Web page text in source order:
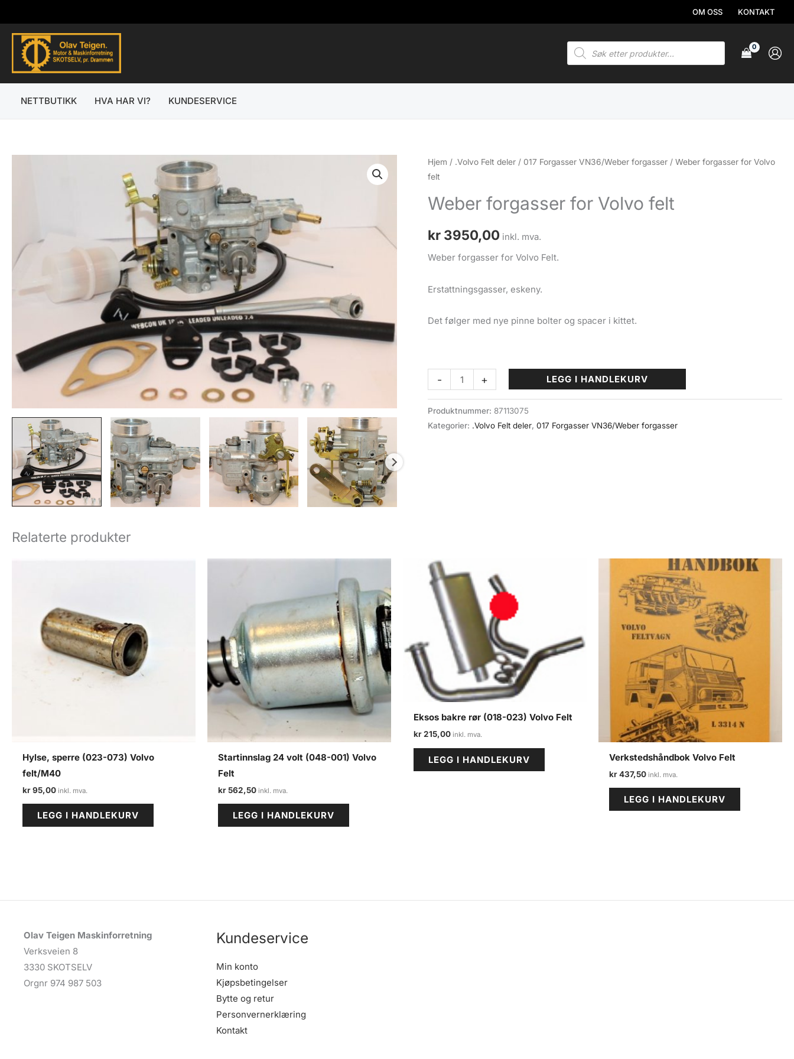
rett
innholdet
OM OSS KONTAKT
Products
search
NETTBUTIKK HVA HAR VI? KUNDESERVICE
Hjem / .Volvo Felt deler / 017 Forgasser VN36/Weber forgasser / Weber forgasser for Volvo
felt
Weber forgasser for Volvo felt
kr 3950,00 inkl. mva.
Weber forgasser for Volvo Felt.
Erstattningsgasser, eskeny.
Det følger med nye pinne bolter og spacer i kittet.
-
forgasser
for
Volvo
+ LEGG I HANDLEKURV
Produktnummer: 87113075
Kategorier: .Volvo Felt deler,017 Forgasser VN36/Weber forgasser
Relaterte produkter
Hylse, sperre (023-073) Volvo
felt/M40
kr95,00
LEGG I HANDLEKURV
Startinnslag 24 volt (048-001) Volvo
Felt
kr562,50
LEGG I HANDLEKURV
Eksos bakre rør (018-023) Volvo Felt
kr215,00
LEGG I HANDLEKURV Verkstedshåndbok Volvo Felt
kr437,50
LEGG I HANDLEKURV
Olav Teigen Maskinforretning
Verksveien 8
3330 SKOTSELV
Orgnr 974 987 503
Kundeservice
Min konto
Kjøpsbetingelser
Bytte og retur
Personvernerklæring
Kontakt